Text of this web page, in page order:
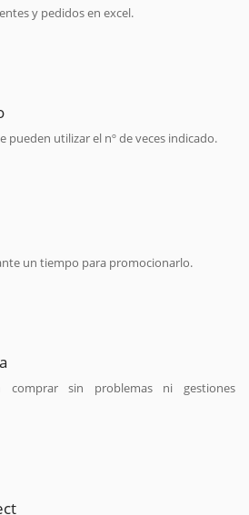
y pedidos en excel.
pueden utilizar el nº de veces indicado.
un tiempo para promocionarlo.
sin problemas ni gestiones